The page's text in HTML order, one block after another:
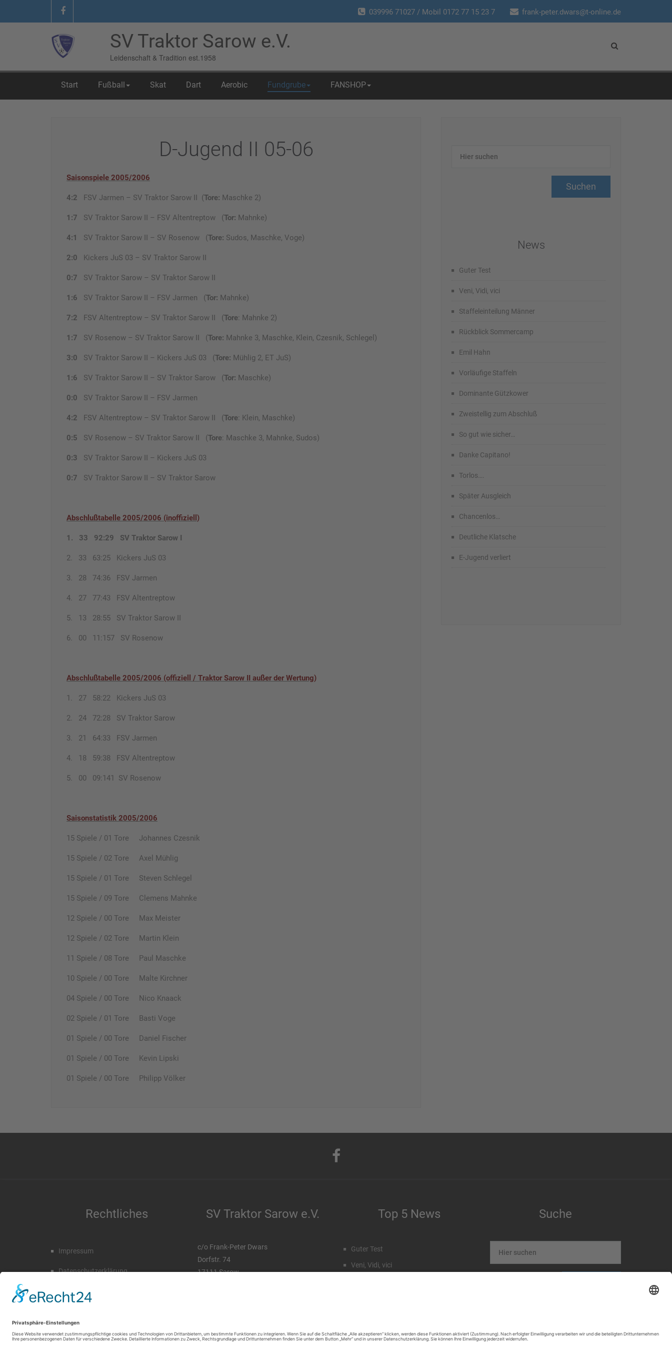
039996 71027 / Mobil 0172 77 15 23 7 frank-peter.dwars@t-online.de
SV Traktor Sarow e.V.
Leidenschaft & Tradition est.1958
Start Fußball Skat Dart Aerobic Fundgrube FANSHOP
Home/ 06 Fundgrube/ D-Jugend II 05-06
D-Jugend II 05-06
Saisonspiele 2005/2006
4:2 FSV Jarmen – SV Traktor Sarow II (Tore: Maschke 2)
1:7 SV Traktor Sarow II – FSV Altentreptow (Tor: Mahnke)
4:1 SV Traktor Sarow II – SV Rosenow (Tore: Sudos, Maschke, Voge)
2:0 Kickers JuS 03 – SV Traktor Sarow II
0:7 SV Traktor Sarow – SV Traktor Sarow II
1:6 SV Traktor Sarow II – FSV Jarmen (Tor: Mahnke)
7:2 FSV Altentreptow – SV Traktor Sarow II (Tore: Mahnke 2)
1:7 SV Rosenow – SV Traktor Sarow II (Tore: Mahnke 3, Maschke, Klein, Czesnik, Schlegel)
3:0 SV Traktor Sarow II – Kickers JuS 03 (Tore: Mühlig 2, ET JuS)
1:6 SV Traktor Sarow II – SV Traktor Sarow (Tor: Maschke)
0:0 SV Traktor Sarow II – FSV Jarmen
4:2 FSV Altentreptow – SV Traktor Sarow II (Tore: Klein, Maschke)
0:5 SV Rosenow – SV Traktor Sarow II (Tore: Maschke 3, Mahnke, Sudos)
0:3 SV Traktor Sarow II – Kickers JuS 03
0:7 SV Traktor Sarow II – SV Traktor Sarow
Abschlußtabelle 2005/2006 (inoffiziell)
1. 33 92:29 SV Traktor Sarow I
2. 33 63:25 Kickers JuS 03
3. 28 74:36 FSV Jarmen
4. 27 77:43 FSV Altentreptow
5. 13 28:55 SV Traktor Sarow II
6. 00 11:157 SV Rosenow
Abschlußtabelle 2005/2006 (offiziell / Traktor Sarow II außer der Wertung)
1. 27 58:22 Kickers JuS 03
2. 24 72:28 SV Traktor Sarow
3. 21 64:33 FSV Jarmen
4. 18 59:38 FSV Altentreptow
5. 00 09:141 SV Rosenow
Saisonstatistik 2005/2006
15 Spiele / 01 Tore Johannes Czesnik
15 Spiele / 02 Tore Axel Mühlig
15 Spiele / 01 Tore Steven Schlegel
15 Spiele / 09 Tore Clemens Mahnke
12 Spiele / 00 Tore Max Meister
12 Spiele / 02 Tore Martin Klein
11 Spiele / 08 Tore Paul Maschke
10 Spiele / 00 Tore Malte Kirchner
04 Spiele / 00 Tore Nico Knaack
02 Spiele / 01 Tore Basti Voge
01 Spiele / 00 Tore Daniel Fischer
01 Spiele / 00 Tore Kevin Lipski
01 Spiele / 00 Tore Philipp Völker
News
Guter Test
Veni, Vidi, vici
Staffeleinteilung Männer
Rückblick Sommercamp
Emil Hahn
Vorläufige Staffeln
Dominante Gützkower
Zweistellig zum Abschluß
So gut wie sicher…
Danke Capitano!
Torlos….
Später Ausgleich
Chancenlos…
Deutliche Klatsche
E-Jugend verliert
Rechtliches
Impressum
Datenschutzerklärung
SV Traktor Sarow e.V.
c/o Frank-Peter Dwars
Dorfstr. 74
17111 Sarow
Top 5 News
Guter Test
Veni, Vidi, vici
Suche